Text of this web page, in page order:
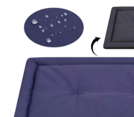
DOMÁCI WELLNESS
PRE VTÁKY
DARČEKOVÝ POUKAZ
Náš príbeh od začiatku